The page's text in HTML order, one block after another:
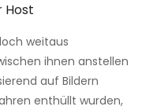
Host
weitaus
ihnen anstellen
auf Bildern
enthüllt wurden,